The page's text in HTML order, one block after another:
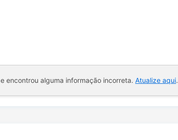
encontrou alguma informação incorreta. Atualize aqui.